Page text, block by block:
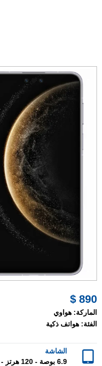
890 $
الماركة: هواوي
الفئة: هواتف ذكية
الشاشة
6.9 بوصة - 120 هرتز - LTPO OLED